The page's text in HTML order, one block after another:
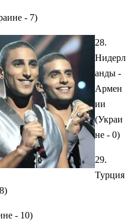
- 7)
28.
Нидерл
анды -
Армен
ии
(Украи
не - 0)
29.
Турция
- 10)